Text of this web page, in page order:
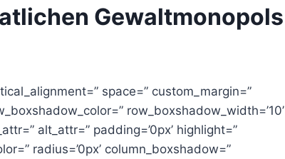
Gewaltmonopols
space=” custom_margin=”
row_boxshadow_width=’10’
alt_attr=” padding=’0px’ highlight=”
radius=’0px’ column_boxshadow=”